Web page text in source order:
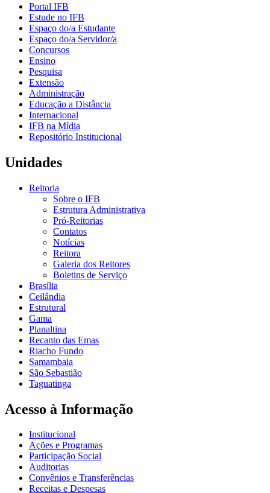
Portal IFB
Estude no IFB
Espaço do/a Estudante
Espaço do/a Servidor/a
Concursos
Ensino
Pesquisa
Extensão
Administração
Educação a Distância
Internacional
IFB na Mídia
Repositório Institucional
Unidades
Reitoria
Sobre o IFB
Estrutura Administrativa
Pró-Reitorias
Contatos
Notícias
Reitora
Galeria dos Reitores
Boletins de Serviço
Brasília
Ceilândia
Estrutural
Gama
Planaltina
Recanto das Emas
Riacho Fundo
Samambaia
São Sebastião
Taguatinga
Acesso à Informação
Institucional
Ações e Programas
Participação Social
Auditorias
Convênios e Transferências
Receitas e Despesas